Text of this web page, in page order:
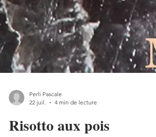
22 juil.
4 min de lecture